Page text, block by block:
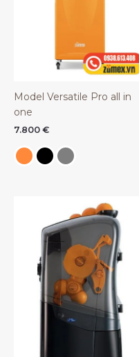
Model Versatile Pro all in
one
7.800 €